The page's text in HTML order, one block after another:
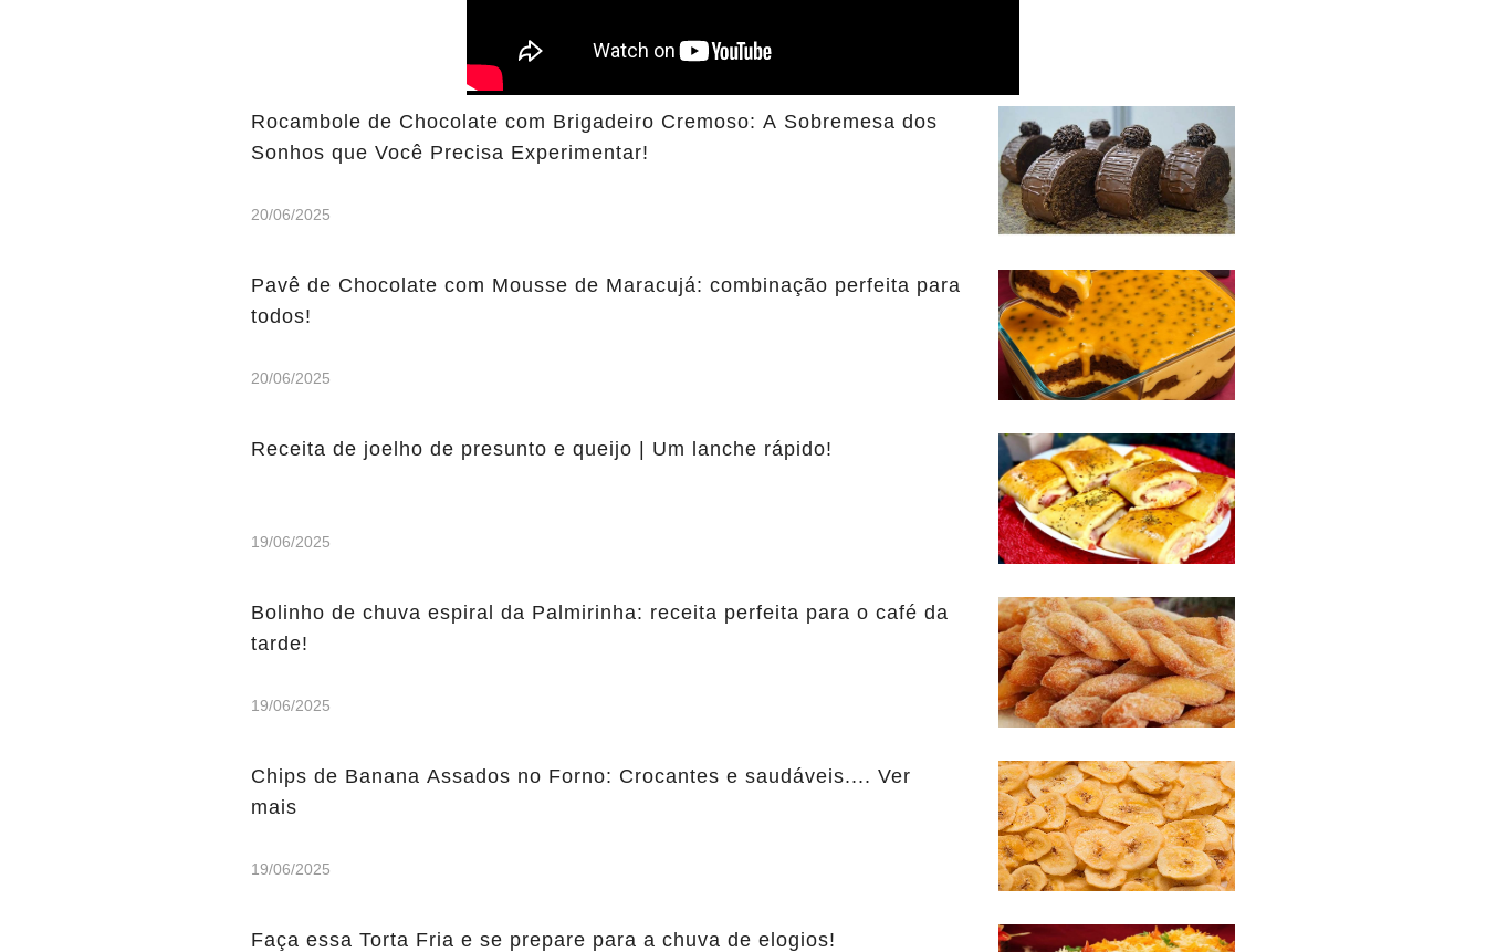
Rocambole de Chocolate com Brigadeiro Cremoso: A Sobremesa dos
Sonhos que Você Precisa Experimentar!
20/06/2025
Pavê de Chocolate com Mousse de Maracujá: combinação perfeita para
todos!
20/06/2025
Receita de joelho de presunto e queijo | Um lanche rápido!
19/06/2025
Bolinho de chuva espiral da Palmirinha: receita perfeita para o café da
tarde!
19/06/2025
Chips de Banana Assados no Forno: Crocantes e saudáveis.... Ver
mais
19/06/2025
Faça essa Torta Fria e se prepare para a chuva de elogios!